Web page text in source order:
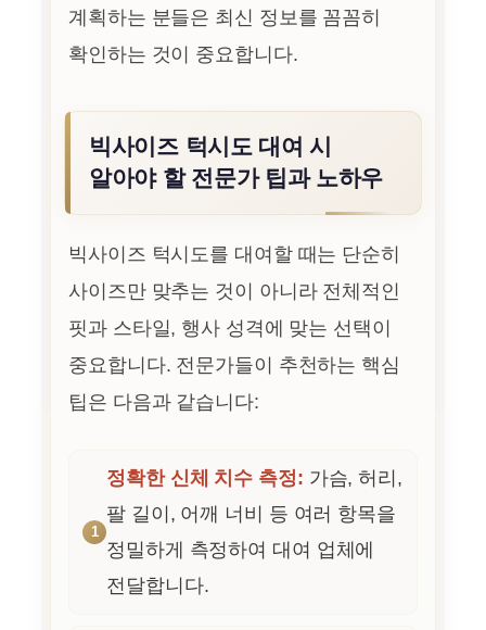
계획하는 분들은 최신 정보를 꼼꼼히
확인하는 것이 중요합니다.
빅사이즈 턱시도 대여 시
알아야 할 전문가 팁과 노하우
빅사이즈 턱시도를 대여할 때는 단순히
사이즈만 맞추는 것이 아니라 전체적인
핏과 스타일, 행사 성격에 맞는 선택이
중요합니다. 전문가들이 추천하는 핵심
팁은 다음과 같습니다:
정확한 신체 치수 측정: 가슴, 허리,
팔 길이, 어깨 너비 등 여러 항목을
정밀하게 측정하여 대여 업체에
전달합니다.